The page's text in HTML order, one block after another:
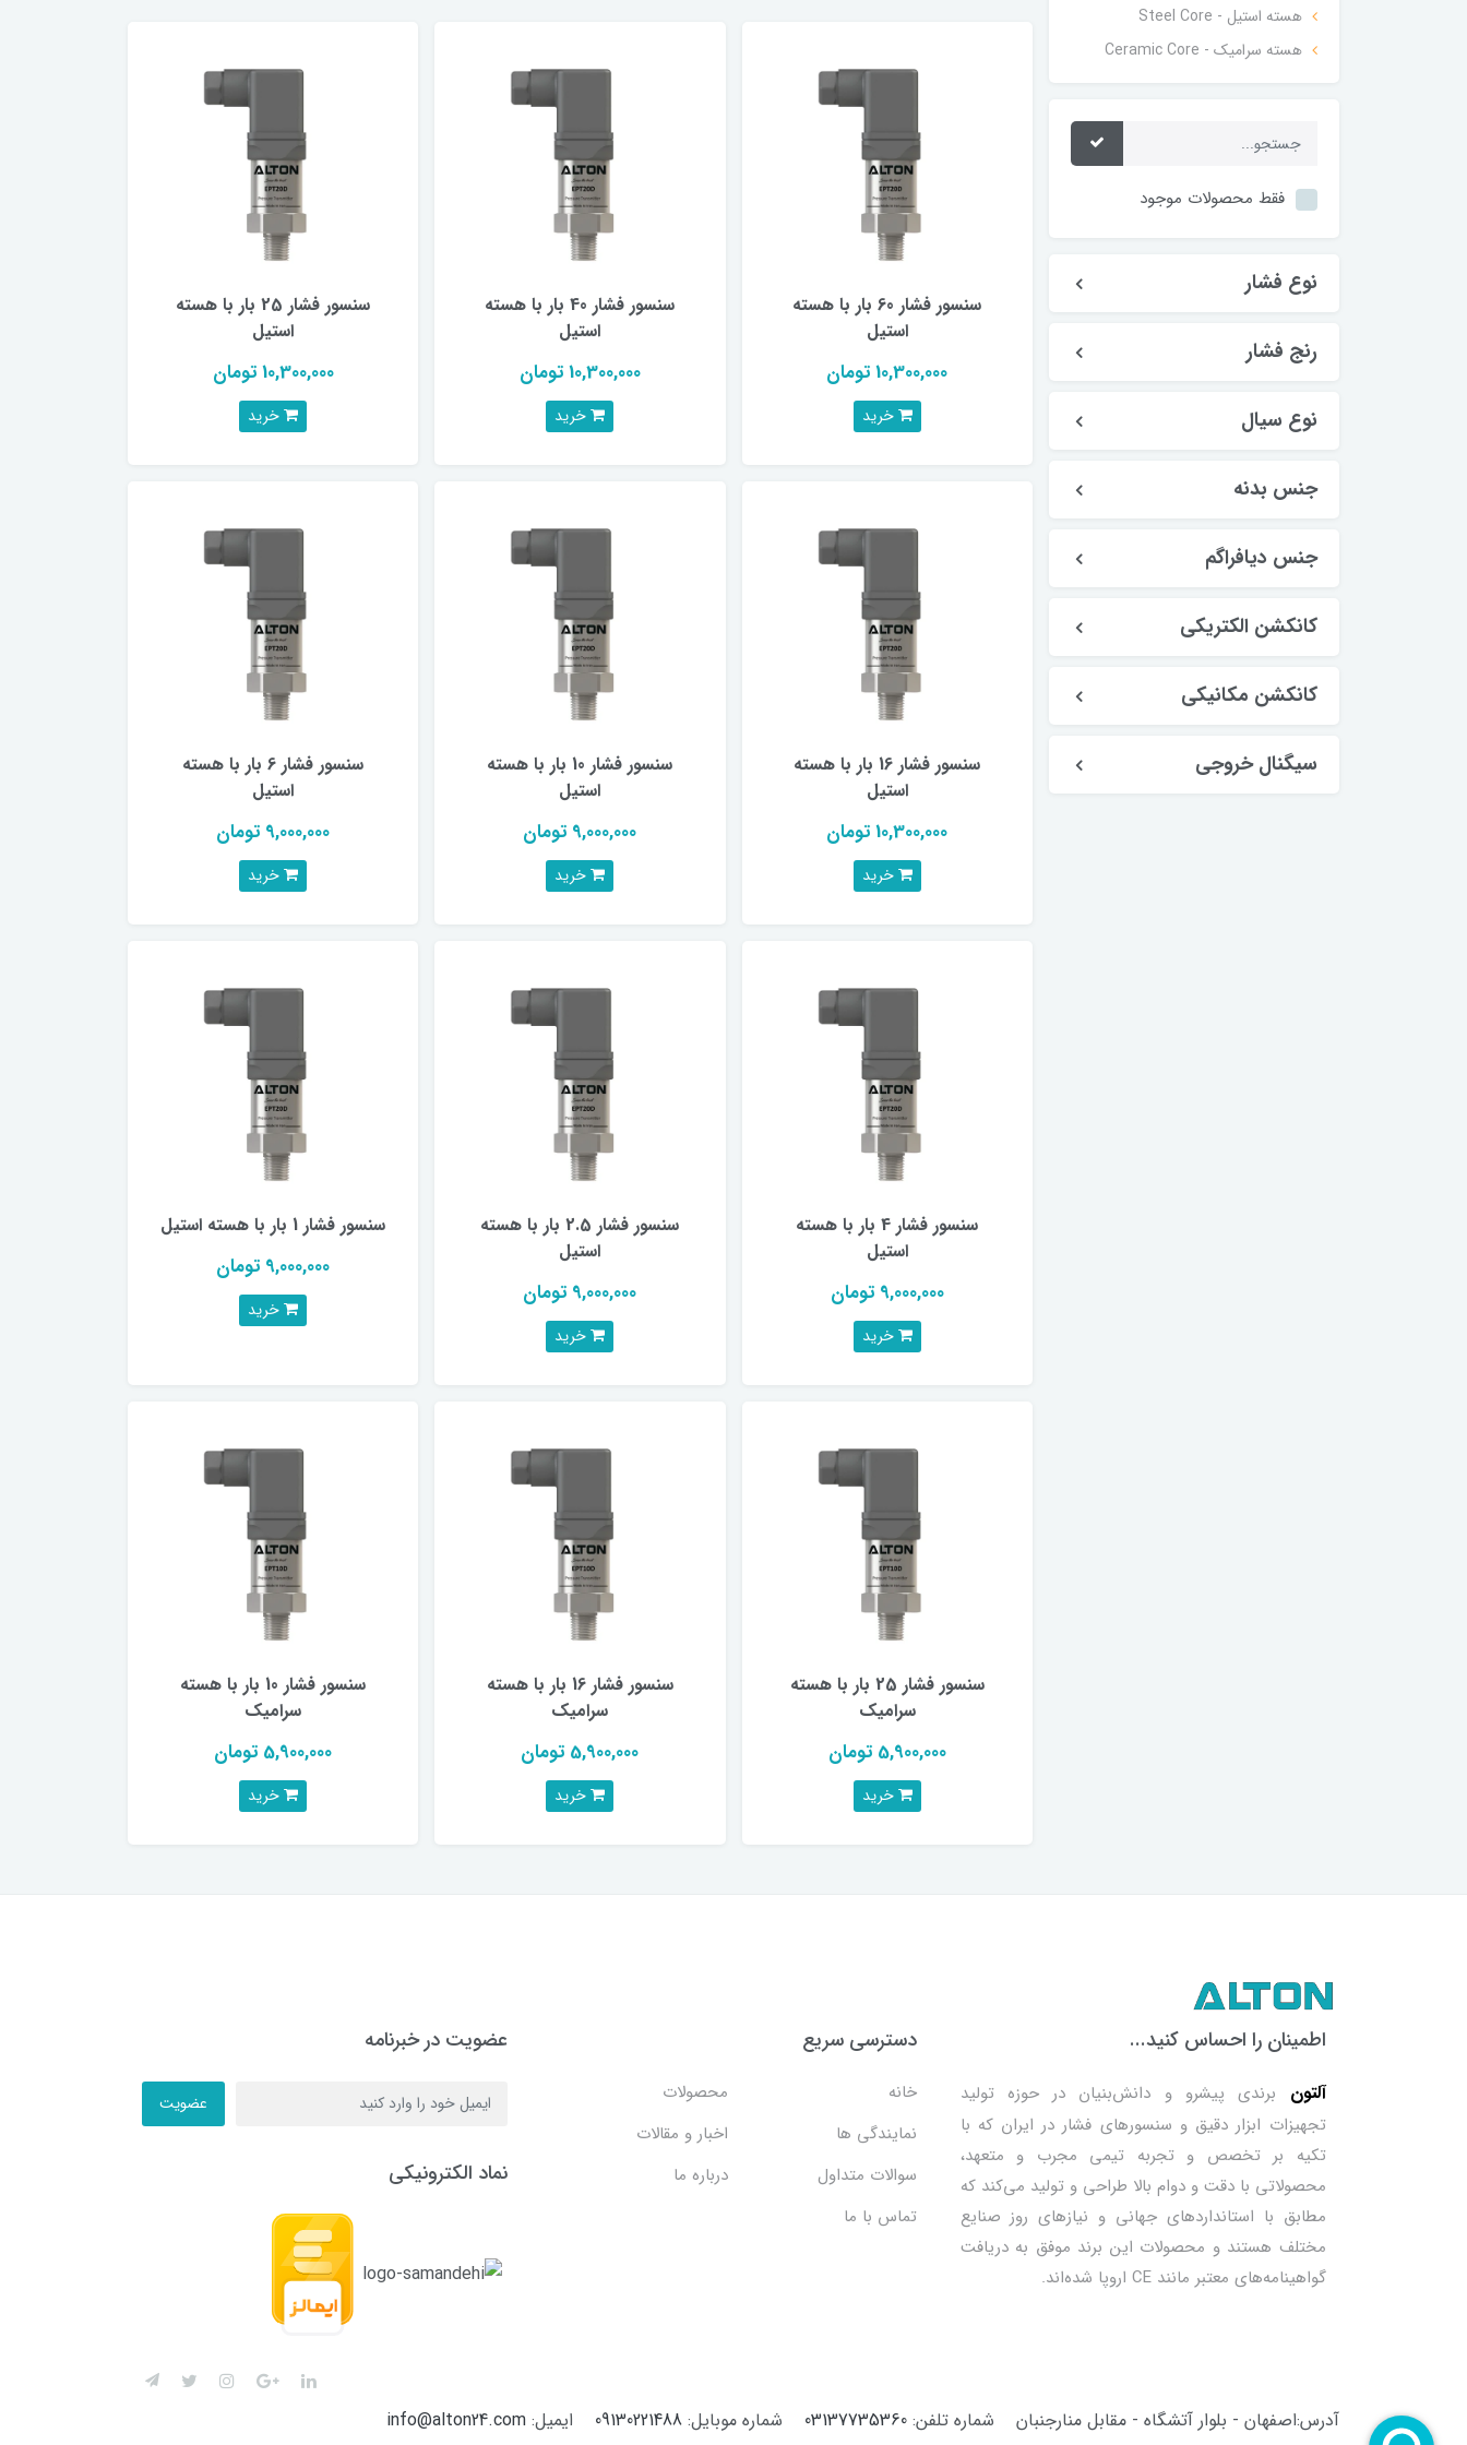
هسته استیل - Steel Core
هسته سرامیک - Ceramic Core
فقط محصولات موجود
نوع فشار
رنج فشار
نوع سیال
جنس بدنه
جنس دیافراگم
کانکشن الکتریکی
کانکشن مکانیکی
سیگنال خروجی
سنسور فشار 60 بار با هسته
استیل
10,300,000 تومان
خرید
سنسور فشار 40 بار با هسته
استیل
10,300,000 تومان
خرید
سنسور فشار 25 بار با هسته
استیل
10,300,000 تومان
خرید
سنسور فشار 16 بار با هسته
استیل
10,300,000 تومان
خرید
سنسور فشار 10 بار با هسته
استیل
9,000,000 تومان
خرید
سنسور فشار 6 بار با هسته
استیل
9,000,000 تومان
خرید
سنسور فشار 4 بار با هسته
استیل
9,000,000 تومان
خرید
سنسور فشار 2.5 بار با هسته
استیل
9,000,000 تومان
خرید
سنسور فشار 1 بار با هسته استیل
9,000,000 تومان
خرید
سنسور فشار 25 بار با هسته
سرامیک
5,900,000 تومان
خرید
سنسور فشار 16 بار با هسته
سرامیک
5,900,000 تومان
خرید
سنسور فشار 10 بار با هسته
سرامیک
5,900,000 تومان
خرید
اطمینان را احساس کنید...
آلتون
برندی پیشرو و دانش‌بنیان در حوزه تولید
تجهیزات ابزار دقیق و سنسورهای فشار در ایران که با
تکیه بر تخصص و تجربه تیمی مجرب و متعهد،
محصولاتی با دقت و دوام بالا طراحی و تولید می‌کند که
مطابق با استانداردهای جهانی و نیازهای روز صنایع
مختلف هستند و محصولات این برند موفق به دریافت
گواهینامه‌های معتبر مانند CE اروپا شده‌اند.
دسترسی سریع
خانه
محصولات
نمایندگی ها
اخبار و مقالات
سوالات متداول
درباره ما
تماس با ما
عضویت در خبرنامه
عضویت
نماد الکترونیکی
آدرس:اصفهان - بلوار آتشگاه - مقابل منارجنبان شماره تلفن: 03137735360 شماره موبایل: 09130221488 ایمیل: info@alton24.com